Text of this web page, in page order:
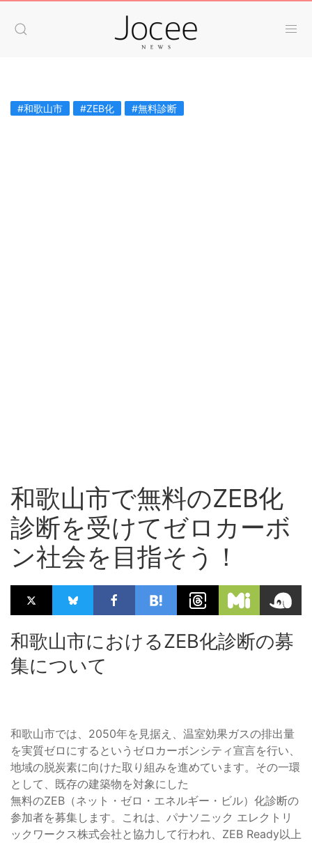
#和歌山市 #ZEB化 #無料診断
和歌山市で無料のZEB化
診断を受けてゼロカーボ
ン社会を目指そう！
和歌山市におけるZEB化診断の募
集について
和歌山市では、2050年を見据え、温室効果ガスの排出量
を実質ゼロにするというゼロカーボンシティ宣言を行い、
地域の脱炭素に向けた取り組みを進めています。その一環
として、既存の建築物を対象にした
無料のZEB（ネット・ゼロ・エネルギー・ビル）化診断の
参加者を募集します。これは、パナソニック エレクトリ
ックワークス株式会社と協力して行われ、ZEB Ready以上